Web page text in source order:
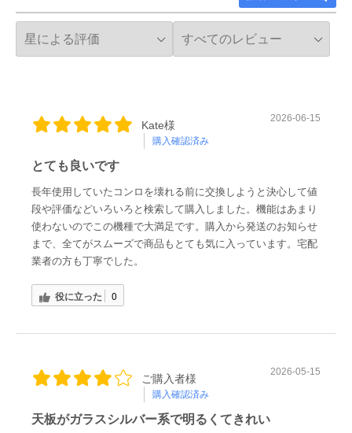
Kate様
購入確認済み
2026-06-15
とても良いです
長年使用していたコンロを壊れる前に交換しようと決心して値
段や評価などいろいろと検索して購入しました。機能はあまり
使わないのでこの機種で大満足です。購入から発送のお知らせ
まで、全てがスムーズで商品もとても気に入っています。宅配
業者の方も丁寧でした。
役に立った 0
ご購入者様
購入確認済み
2026-05-15
天板がガラスシルバー系で明るくてきれい